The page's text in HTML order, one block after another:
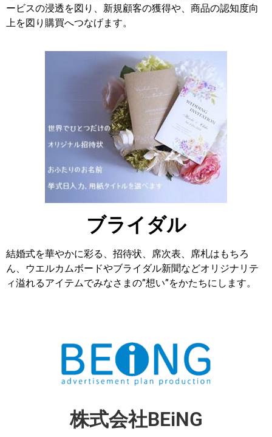
ービスの浸透を図り、新規顧客の獲得や、商品の認知度向
上を図り購買へつなげます。
ブライダル
結婚式を華やかに彩る、招待状、席次表、席札はもちろ
ん、ウエルカムボードやブライダル新聞などオリジナリテ
ィ溢れるアイテムでみなさまの”想い”をかたちにします。
株式会社BEiNG